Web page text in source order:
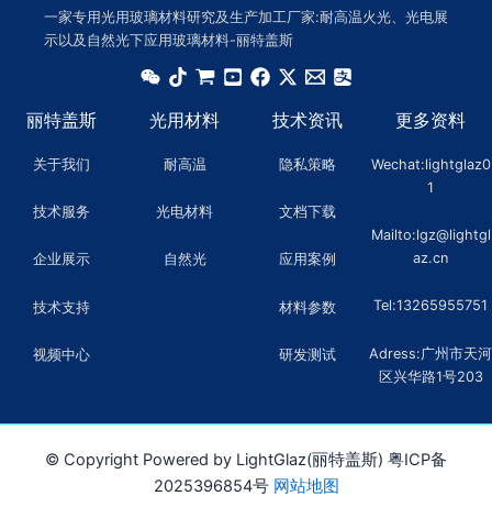
一家专用光用玻璃材料研究及生产加工厂家:耐高温火光、光电展
示以及自然光下应用玻璃材料-丽特盖斯
丽特盖斯
关于我们
技术服务
企业展示
技术支持
视频中心
光用材料
耐高温
光电材料
自然光
技术资讯
隐私策略
文档下载
应用案例
材料参数
研发测试
更多资料
Wechat:lightglaz0
1
Mailto:lgz@lightgl
az.cn
Tel:13265955751
Adress:广州市天河
区兴华路1号203
© Copyright Powered by LightGlaz(丽特盖斯) 粤ICP备
2025396854号 网站地图